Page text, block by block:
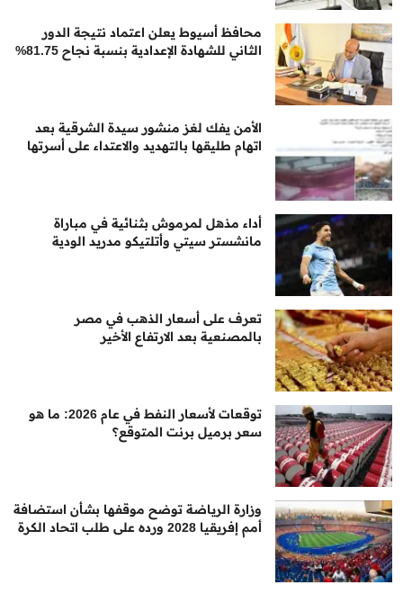
محافظ أسيوط يعلن اعتماد نتيجة الدور
الثاني للشهادة الإعدادية بنسبة نجاح 81.75%
الأمن يفك لغز منشور سيدة الشرقية بعد
اتهام طليقها بالتهديد والاعتداء على أسرتها
أداء مذهل لمرموش بثنائية في مباراة
مانشستر سيتي وأتلتيكو مدريد الودية
تعرف على أسعار الذهب في مصر
بالمصنعية بعد الارتفاع الأخير
توقعات لأسعار النفط في عام 2026: ما هو
سعر برميل برنت المتوقع؟
وزارة الرياضة توضح موقفها بشأن استضافة
أمم إفريقيا 2028 ورده على طلب اتحاد الكرة